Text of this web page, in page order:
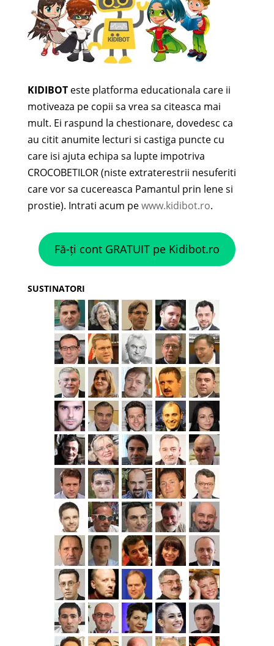
KIDIBOTeste platforma educationala care ii
motiveaza pe copii sa vrea sa citeasca mai
mult. Ei raspund la chestionare, dovedesc ca
au citit anumite lecturi si castiga puncte cu
care isi ajuta echipa sa lupte impotriva
CROCOBETILOR (niste extraterestrii nesuferiti
care vor sa cucereasca Pamantul prin lene si
prostie). Intrati acum pewww.kidibot.ro.
Fă-ți cont GRATUIT pe Kidibot.ro
SUSTINATORI